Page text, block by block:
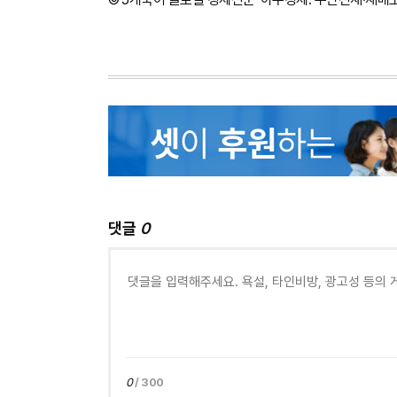
댓글 0
0/ 300